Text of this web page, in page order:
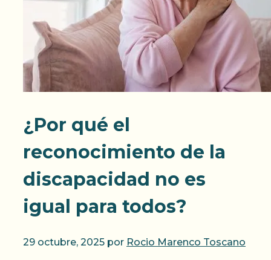
¿Por qué el
reconocimiento de la
discapacidad no es
igual para todos?
29 octubre, 2025 por Rocio Marenco Toscano